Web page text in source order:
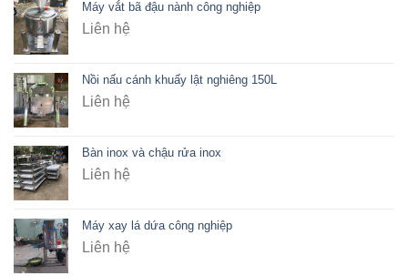
Máy vắt bã đậu nành công nghiệp
Liên hệ
Nồi nấu cánh khuấy lật nghiêng 150L
Liên hệ
Bàn inox và chậu rửa inox
Liên hệ
Máy xay lá dứa công nghiệp
Liên hệ